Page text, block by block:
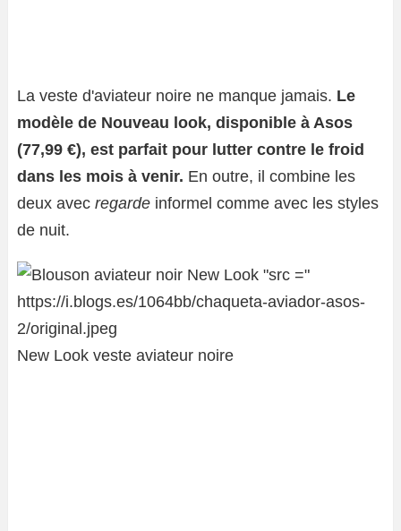
La veste d'aviateur noire ne manque jamais. Le
modèle de Nouveau look, disponible à Asos
(77,99 €), est parfait pour lutter contre le froid
dans les mois à venir. En outre, il combine les
deux avec regarde informel comme avec les styles
de nuit.
New Look veste aviateur noire